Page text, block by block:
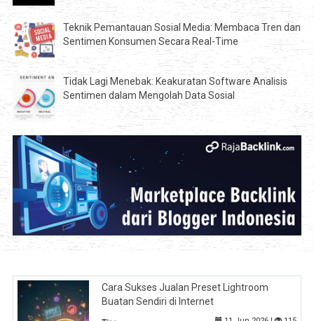
Teknik Pemantauan Sosial Media: Membaca Tren dan
Sentimen Konsumen Secara Real-Time
Tidak Lagi Menebak: Keakuratan Software Analisis
Sentimen dalam Mengolah Data Sosial
Cara Sukses Jualan Preset Lightroom
Buatan Sendiri di Internet